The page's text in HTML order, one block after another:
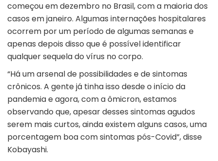
começou em dezembro no Brasil, com a maioria dos
casos em janeiro. Algumas internações hospitalares
ocorrem por um período de algumas semanas e
apenas depois disso que é possível identificar
qualquer sequela do vírus no corpo.
“Há um arsenal de possibilidades e de sintomas
crônicos. A gente já tinha isso desde o início da
pandemia e agora, com a ômicron, estamos
observando que, apesar desses sintomas agudos
serem mais curtos, ainda existem alguns casos, uma
porcentagem boa com sintomas pós-Covid”, disse
Kobayashi.